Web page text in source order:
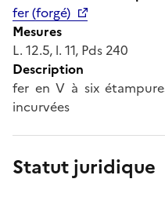
fer (forgé)
Mesures
L. 12.5, l. 11, Pds 240
Description
fer en V à six
incurvées
Statut juridique